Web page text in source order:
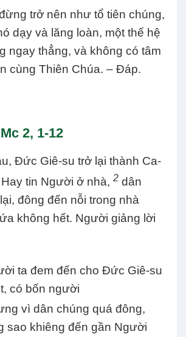
trở nên như tổ tiên chúng,
dạy và lăng loàn, một thế hệ
ngay thẳng, và không có tâm
cùng Thiên Chúa. – Đáp.
2, 1-12
Đức Giê-su trở lại thành Ca-
tin Người ở nhà, 2 dân
đông đến nỗi trong nhà
không hết. Người giảng lời
ta đem đến cho Đức Giê-su
có bốn người
vì dân chúng quá đông,
sao khiêng đến gần Người